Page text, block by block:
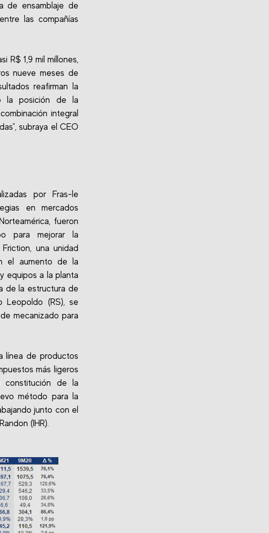
de ensamblaje de
las compañías
R$ 1,9 mil millones,
nueve meses de
reafirman la
la posición de la
integral
subraya el CEO
por Fras-le
en mercados
fueron
para mejorar la
una unidad
el aumento de la
equipos a la planta
de la estructura de
Leopoldo (RS), se
mecanizado para
línea de productos
más ligeros
de la
método para la
junto con el
(IHR).